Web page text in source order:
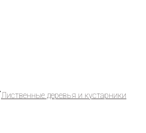
Лиственные деревья и кустарники